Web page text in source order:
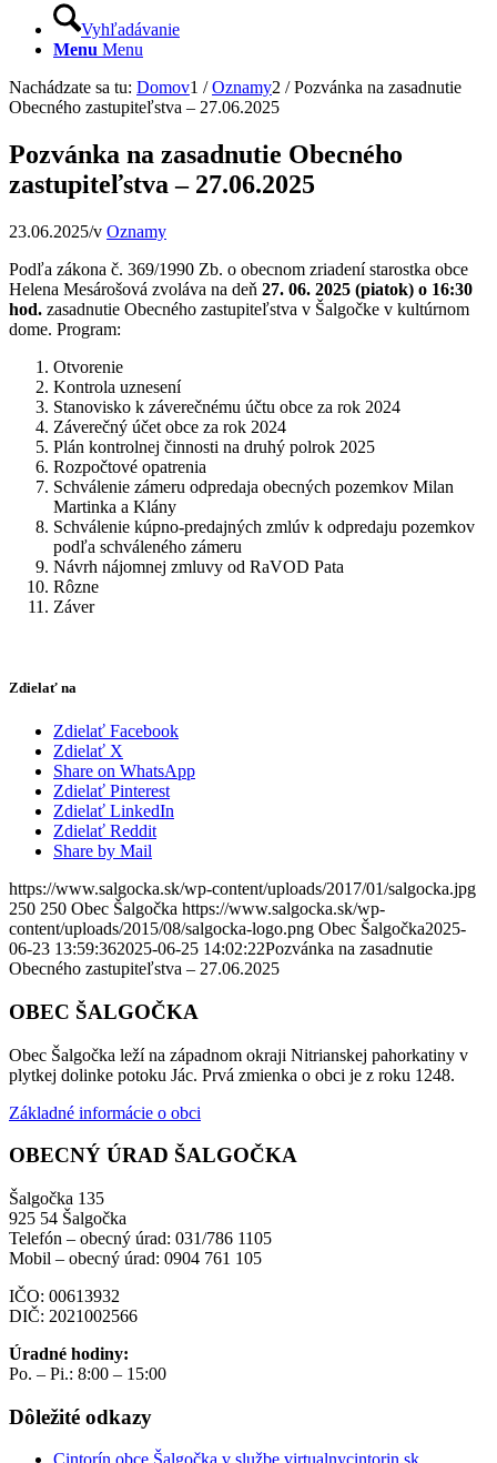
Vyhľadávanie
Menu Menu
Nachádzate sa tu: Domov1 / Oznamy2 / Pozvánka na zasadnutie
Obecného zastupiteľstva – 27.06.2025
Pozvánka na zasadnutie Obecného
zastupiteľstva – 27.06.2025
23.06.2025/v Oznamy
Podľa zákona č. 369/1990 Zb. o obecnom zriadení starostka obce
Helena Mesárošová zvoláva na deň 27. 06. 2025 (piatok) o 16:30
hod. zasadnutie Obecného zastupiteľstva v Šalgočke v kultúrnom
dome. Program:
Otvorenie
Kontrola uznesení
Stanovisko k záverečnému účtu obce za rok 2024
Záverečný účet obce za rok 2024
Plán kontrolnej činnosti na druhý polrok 2025
Rozpočtové opatrenia
Schválenie zámeru odpredaja obecných pozemkov Milan
Martinka a Klány
Schválenie kúpno-predajných zmlúv k odpredaju pozemkov
podľa schváleného zámeru
Návrh nájomnej zmluvy od RaVOD Pata
Rôzne
Záver
Zdielať na
Zdielať Facebook
Zdielať X
Share on WhatsApp
Zdielať Pinterest
Zdielať LinkedIn
Zdielať Reddit
Share by Mail
https://www.salgocka.sk/wp-content/uploads/2017/01/salgocka.jpg
250 250 Obec Šalgočka https://www.salgocka.sk/wp-
content/uploads/2015/08/salgocka-logo.png Obec Šalgočka2025-
06-23 13:59:362025-06-25 14:02:22Pozvánka na zasadnutie
Obecného zastupiteľstva – 27.06.2025
OBEC ŠALGOČKA
Obec Šalgočka leží na západnom okraji Nitrianskej pahorkatiny v
plytkej dolinke potoku Jác. Prvá zmienka o obci je z roku 1248.
Základné informácie o obci
OBECNÝ ÚRAD ŠALGOČKA
Šalgočka 135
925 54 Šalgočka
Telefón – obecný úrad: 031/786 1105
Mobil – obecný úrad: 0904 761 105
IČO: 00613932
DIČ: 2021002566
Úradné hodiny:
Po. – Pi.: 8:00 – 15:00
Dôležité odkazy